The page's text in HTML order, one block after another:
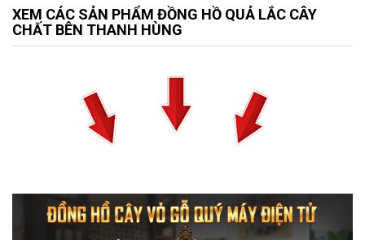
XEM CÁC SẢN PHẨM ĐỒNG HỒ QUẢ LẮC CÂY
CHẤT BÊN THANH HÙNG